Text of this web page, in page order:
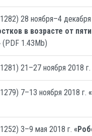
28 ноября–4 декабря
в возрасте от
(PDF 1.43Mb)
21–27 ноября 2018 г.
7–13 ноября 2018 г.
3–9 мая 2018 г.